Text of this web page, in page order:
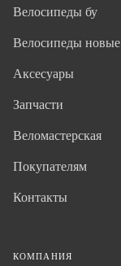
Велосипеды бу
Велосипеды новые
Аксесуары
Запчасти
Веломастерская
Покупателям
Контакты
КОМПАНИЯ